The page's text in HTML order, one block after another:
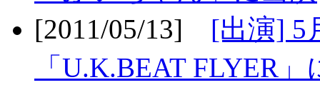
[2011/05/13] [出演] 5
「U.K.BEAT FLYER